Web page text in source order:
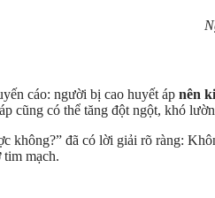
cáo: người bị cao huyết áp nên
cũng có thể tăng đột ngột, khó
không?” đã có lời giải rõ ràng:
tim mạch.